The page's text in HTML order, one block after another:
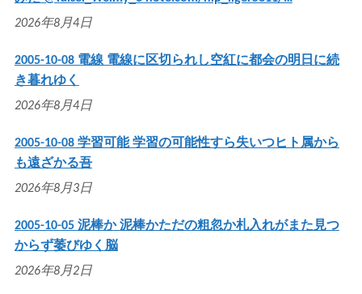
2026年8月4日
2005-10-08 電線 電線に区切られし空紅に都会の明日に続
き暮れゆく
2026年8月4日
2005-10-08 学習可能 学習の可能性すら失いつヒト属から
も遠ざかる吾
2026年8月3日
2005-10-05 泥棒か 泥棒かただの粗忽か札入れがまた見つ
からず萎びゆく脳
2026年8月2日